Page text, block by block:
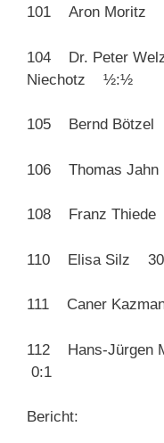
101 Aron Moritz
104 Dr. Peter
Niechotz ½:½
105 Bernd
106 Thomas
108 Franz
110 Elisa Silz
111 Caner
112 Hans-Jürgen
0:1
Bericht: